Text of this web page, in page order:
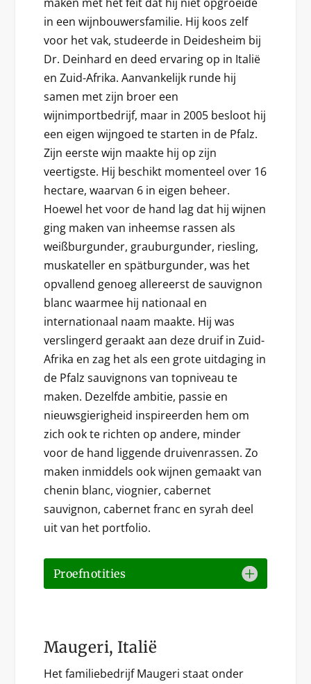
in een wijnbouwersfamilie. Hij koos zelf
voor het vak, studeerde in Deidesheim bij
Dr. Deinhard en deed ervaring op in Italië
en Zuid-Afrika. Aanvankelijk runde hij
samen met zijn broer een
wijnimportbedrijf, maar in 2005 besloot hij
een eigen wijngoed te starten in de Pfalz.
Zijn eerste wijn maakte hij op zijn
veertigste. Hij beschikt momenteel over 16
hectare, waarvan 6 in eigen beheer.
Hoewel het voor de hand lag dat hij wijnen
ging maken van inheemse rassen als
weißburgunder, grauburgunder, riesling,
muskateller en spätburgunder, was het
opvallend genoeg allereerst de sauvignon
blanc waarmee hij nationaal en
internationaal naam maakte. Hij was
verslingerd geraakt aan deze druif in Zuid-
Afrika en zag het als een grote uitdaging in
de Pfalz sauvignons van topniveau te
maken. Dezelfde ambitie, passie en
nieuwsgierigheid inspireerden hem om
zich ook te richten op andere, minder
voor de hand liggende druivenrassen. Zo
maken inmiddels ook wijnen gemaakt van
chenin blanc, viognier, cabernet
sauvignon, cabernet franc en syrah deel
uit van het portfolio.
Proefnotities
Maugeri, Italië
Het familiebedrijf Maugeri staat onder